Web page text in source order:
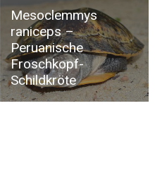
Mesoclemmys
raniceps –
Peruanische
Froschkopf-
Schildkröte